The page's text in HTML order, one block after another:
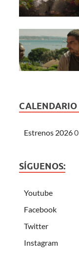
CALENDARIO
Estrenos 20260
SÍGUENOS:
Youtube
Facebook
Twitter
Instagram